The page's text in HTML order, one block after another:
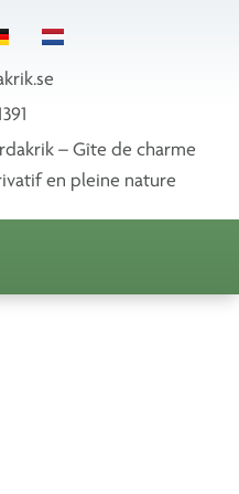
– Gîte de charme
en pleine nature